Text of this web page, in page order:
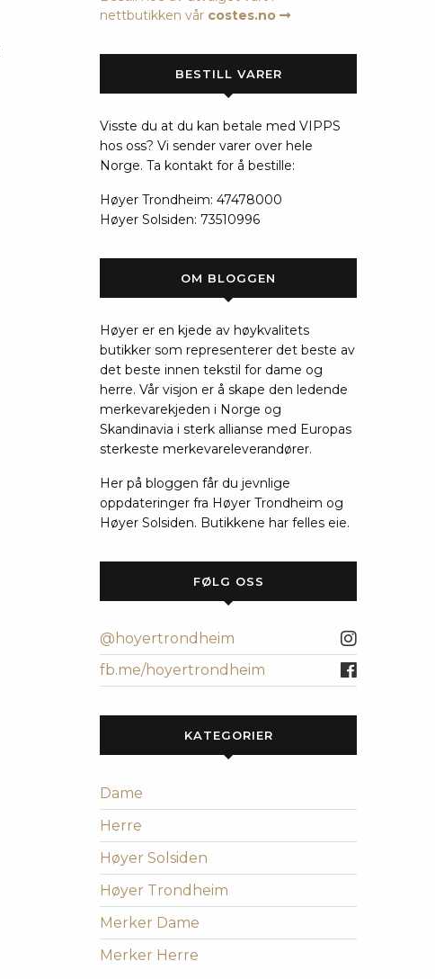
nettbutikken vår costes.no
BESTILL VARER
Visste du at du kan betale med VIPPS
hos oss? Vi sender varer over hele
Norge. Ta kontakt for å bestille:
Høyer Trondheim: 47478000
Høyer Solsiden: 73510996
OM BLOGGEN
Høyer er en kjede av høykvalitets
butikker som representerer det beste av
det beste innen tekstil for dame og
herre. Vår visjon er å skape den ledende
merkevarekjeden i Norge og
Skandinavia i sterk allianse med Europas
sterkeste merkevareleverandører.
Her på bloggen får du jevnlige
oppdateringer fra Høyer Trondheim og
Høyer Solsiden. Butikkene har felles eie.
FØLG OSS
@hoyertrondheim
fb.me/hoyertrondheim
KATEGORIER
Dame
Herre
Høyer Solsiden
Høyer Trondheim
Merker Dame
Merker Herre